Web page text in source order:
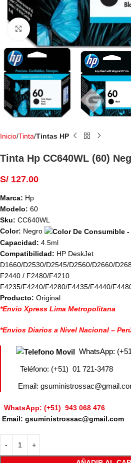
Haga Click para agrandar
Inicio Tinta Tintas HP
Tinta Hp CC640WL (60)
S/ 127.00
Marca: Hp
Modelo: 60
Sku: CC640WL
Color: Negro
Capacidad: 4.5ml
Compatibilidad: HP DeskJet
D1660/D2530/D2545/D2560/D2660/
F2440 / F2480/F4210
F4235/F4240/F4280/F4435/F4440/
Producto: Original
*Envio Xpress Lima Metropolitana
*Envios Diarios a Nivel Nacional –
WhatsApp:
Teléfono: (+51) 01 721-3478
Email:
WhatsApp: (+51) 943 068 476
Email: gsuministrossac@gmail.com